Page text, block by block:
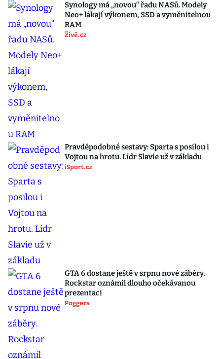
Synology má „novou“ řadu NASů. Modely
Neo+ lákají výkonem, SSD a vyměnitelnou
RAM
Živě.cz
Pravděpodobné sestavy: Sparta s posilou i
Vojtou na hrotu. Lídr Slavie už v základu
iSport.cz
GTA 6 dostane ještě v srpnu nové záběry.
Rockstar oznámil dlouho očekávanou
prezentaci
Poggers